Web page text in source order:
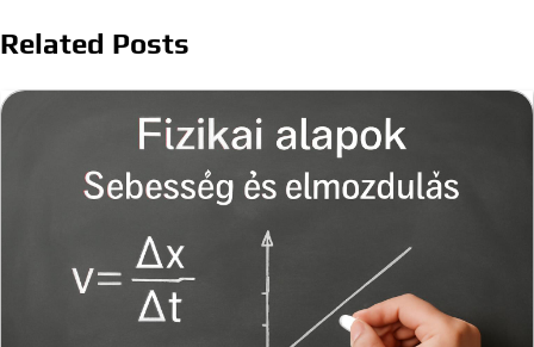
Related Posts